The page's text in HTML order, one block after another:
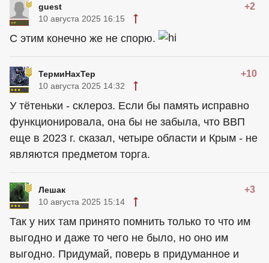
guest +2
10 августа 2025 16:15
С этим конечно же не спорю.
ТермиНахТер +10
10 августа 2025 14:32
У тётеньки - склероз. Если бы память исправно
функционировала, она бы не забыла, что ВВП
еще в 2023 г. сказал, четыре области и Крым - не
являются предметом торга.
Лешак +3
10 августа 2025 15:14
Так у них там принято помнить только то что им
выгодно и даже то чего не было, но оно им
выгодно. Придумай, поверь в придуманное и